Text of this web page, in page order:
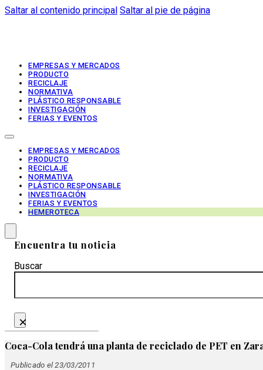
Saltar al contenido principal Saltar al pie de página
EMPRESAS Y MERCADOS
PRODUCTO
RECICLAJE
NORMATIVA
PLÁSTICO RESPONSABLE
INVESTIGACIÓN
FERIAS Y EVENTOS
EMPRESAS Y MERCADOS
PRODUCTO
RECICLAJE
NORMATIVA
PLÁSTICO RESPONSABLE
INVESTIGACIÓN
FERIAS Y EVENTOS
HEMEROTECA
Encuentra tu noticia
Buscar
×
Coca-Cola tendrá una planta de reciclado de PET en
Publicado el 23/03/2011